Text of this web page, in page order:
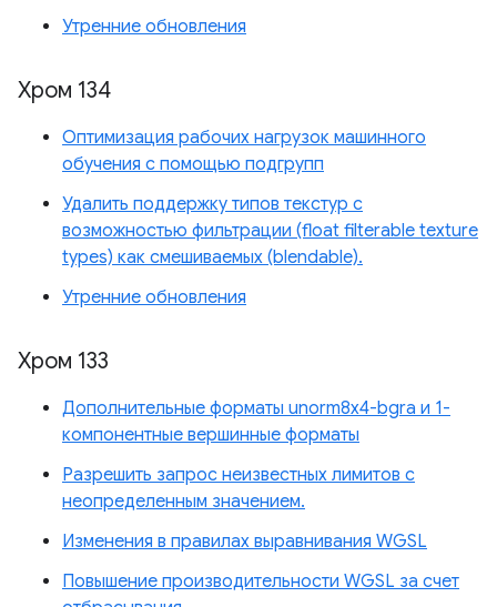
Утренние обновления
Хром 134
Оптимизация рабочих нагрузок машинного
обучения с помощью подгрупп
Удалить поддержку типов текстур с
возможностью фильтрации (float filterable texture
types) как смешиваемых (blendable).
Утренние обновления
Хром 133
Дополнительные форматы unorm8x4-bgra и 1-
компонентные вершинные форматы
Разрешить запрос неизвестных лимитов с
неопределенным значением.
Изменения в правилах выравнивания WGSL
Повышение производительности WGSL за счет